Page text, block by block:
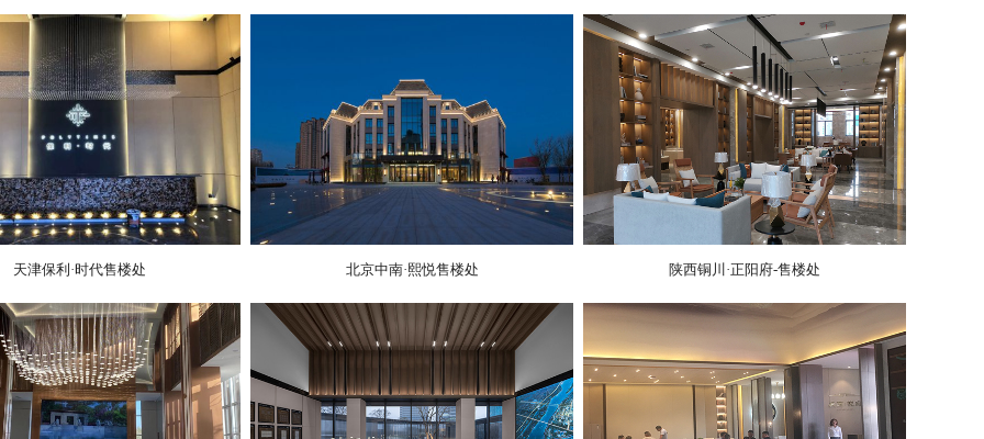
天津保利·时代售楼处 北京中南·熙悦售楼处 陕西铜川·正阳府-售楼处